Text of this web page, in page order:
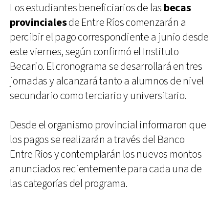
Los estudiantes beneficiarios de las becas
provincialesde Entre Ríos comenzarán a
percibir el pago correspondiente a junio desde
este viernes, según confirmó el Instituto
Becario. El cronograma se desarrollará en tres
jornadas y alcanzará tanto a alumnos de nivel
secundario como terciario y universitario.
Desde el organismo provincial informaron que
los pagos se realizarán a través del Banco
Entre Ríos y contemplarán los nuevos montos
anunciados recientemente para cada una de
las categorías del programa.